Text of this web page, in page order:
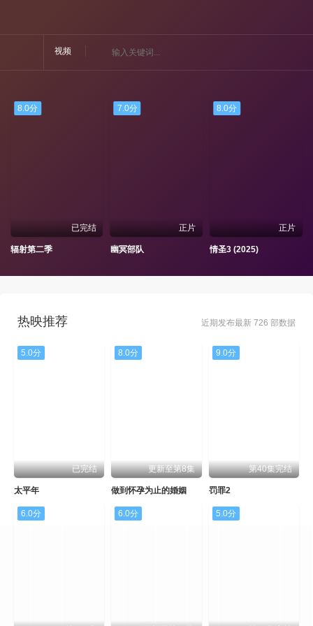
视频
8.0分
已完结
辐射第二季
7.0分
正片
幽冥部队
8.0分
正片
情圣3 (2025)
近期发布最新 726 部数据
热映推荐
5.0分
已完结
太平年
8.0分
更新至第8集
做到怀孕为止的婚姻
9.0分
第40集完结
罚罪2
6.0分 6.0分 5.0分